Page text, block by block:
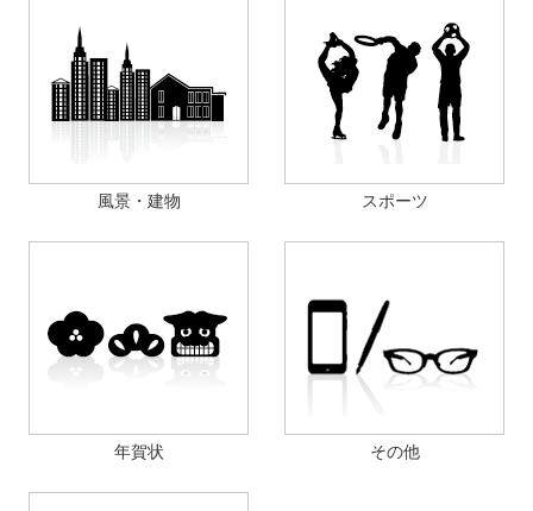
風景・建物 スポーツ
年賀状 その他